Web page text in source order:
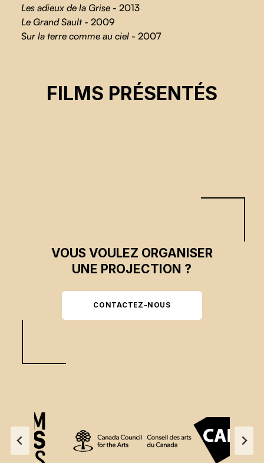
Les adieux de la Grise - 2013
Le Grand Sault - 2009
Sur la terre comme au ciel - 2007
FILMS PRÉSENTÉS
Hervé Demers
VOUS VOULEZ ORGANISER
UNE PROJECTION ?
CONTACTEZ-NOUS